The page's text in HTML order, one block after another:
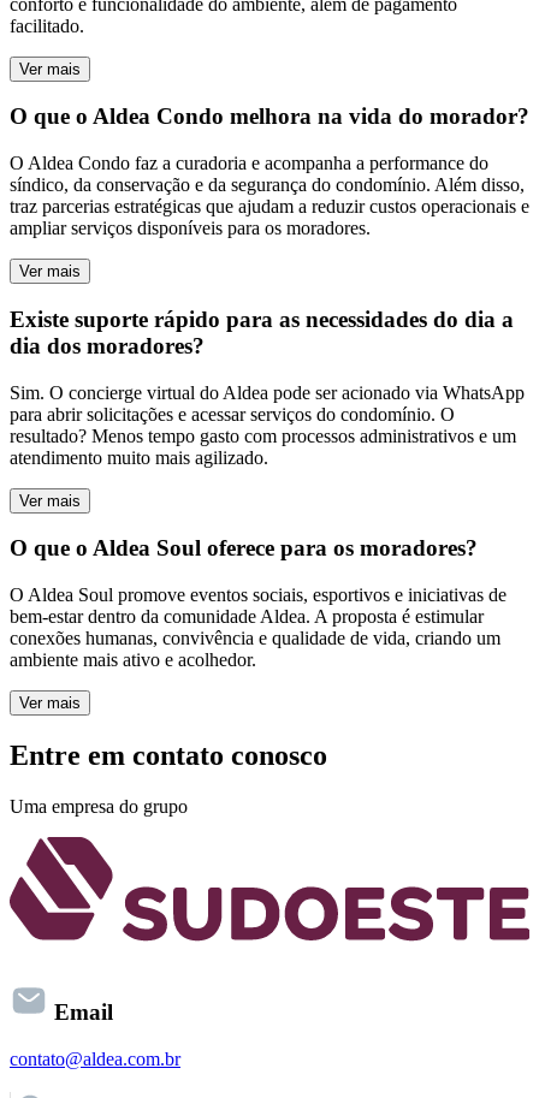
facilitado.
Ver mais
O que o Aldea Condo melhora na vida do morador?
O Aldea Condo faz a curadoria e acompanha a performance do
síndico, da conservação e da segurança do condomínio. Além disso,
traz parcerias estratégicas que ajudam a reduzir custos operacionais e
ampliar serviços disponíveis para os moradores.
Ver mais
Existe suporte rápido para as necessidades do dia a
dia dos moradores?
Sim. O concierge virtual do Aldea pode ser acionado via WhatsApp
para abrir solicitações e acessar serviços do condomínio. O
resultado? Menos tempo gasto com processos administrativos e um
atendimento muito mais agilizado.
Ver mais
O que o Aldea Soul oferece para os moradores?
O Aldea Soul promove eventos sociais, esportivos e iniciativas de
bem-estar dentro da comunidade Aldea. A proposta é estimular
conexões humanas, convivência e qualidade de vida, criando um
ambiente mais ativo e acolhedor.
Ver mais
Entre em contato conosco
Uma empresa do grupo
Email
contato@aldea.com.br